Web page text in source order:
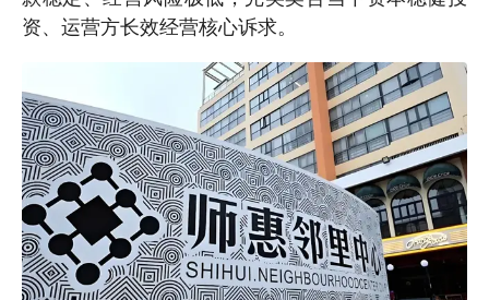
资、运营方长效经营核心诉求。